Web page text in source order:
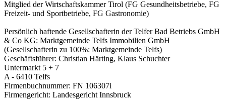
Mitglied der Wirtschaftskammer Tirol (FG Gesundheitsbetriebe, FG
Freizeit- und Sportbetriebe, FG Gastronomie)
Persönlich haftende Gesellschafterin der Telfer Bad Betriebs GmbH
& Co KG: Marktgemeinde Telfs Immobilien GmbH
(Gesellschafterin zu 100%: Marktgemeinde Telfs)
Geschäftsführer: Christian Härting, Klaus Schuchter
Untermarkt 5 + 7
A - 6410 Telfs
Firmenbuchnummer: FN 106307i
Firmengericht: Landesgericht Innsbruck